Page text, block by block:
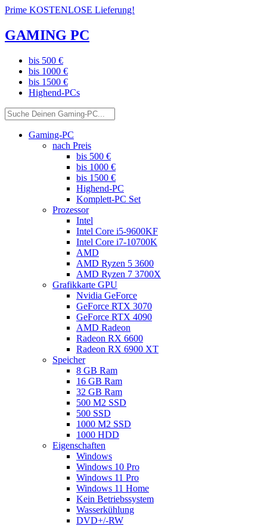
Prime KOSTENLOSE Lieferung!
GAMING PC
bis 500 €
bis 1000 €
bis 1500 €
Highend-PCs
Gaming-PC
nach Preis
bis 500 €
bis 1000 €
bis 1500 €
Highend-PC
Komplett-PC Set
Prozessor
Intel
Intel Core i5-9600KF
Intel Core i7-10700K
AMD
AMD Ryzen 5 3600
AMD Ryzen 7 3700X
Grafikkarte GPU
Nvidia GeForce
GeForce RTX 3070
GeForce RTX 4090
AMD Radeon
Radeon RX 6600
Radeon RX 6900 XT
Speicher
8 GB Ram
16 GB Ram
32 GB Ram
500 M2 SSD
500 SSD
1000 M2 SSD
1000 HDD
Eigenschaften
Windows
Windows 10 Pro
Windows 11 Pro
Windows 11 Home
Kein Betriebssystem
Wasserkühlung
DVD+/-RW